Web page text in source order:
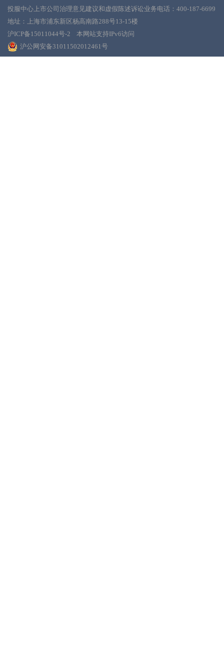
投服中心上市公司治理意见建议和虚假陈述诉讼业务电话：400-187-6699
地址：上海市浦东新区杨高南路288号13-15楼
沪ICP备15011044号-2 本网站支持IPv6访问
沪公网安备31011502012461号